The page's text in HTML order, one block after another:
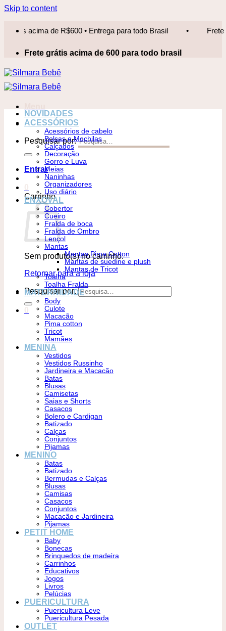
Skip to content
de R$600 • Entrega para todo Brasil • Frete grátis
Frete grátis acima de 600 para todo brasil
Pesquisar por:
Entrar
Carrinho
Sem produto(s) no carrinho.
Retornar para a loja
Pesquisar por:
NOVIDADES
ACESSÓRIOS
Acessórios de cabelo
Bolsas e Mochilas
Calçados
Decoração
Gorro e Luva
Meias
Naninhas
Organizadores
Uso diário
ENXOVAL
Cobertor
Cueiro
Fralda de boca
Fralda de Ombro
Lençol
Mantas
Mantas Pima Cotton
Mantas de suedine e plush
Mantas de Tricot
Toalha
Toalha Fralda
MATERNIDADE
Body
Culote
Macacão
Pima cotton
Tricot
Mamães
MENINA
Vestidos
Vestidos Russinho
Jardineira e Macacão
Batas
Blusas
Camisetas
Saias e Shorts
Casacos
Bolero e Cardigan
Batizado
Calças
Conjuntos
Pijamas
MENINO
Batas
Batizado
Bermudas e Calças
Blusas
Camisas
Casacos
Conjuntos
Macacão e Jardineira
Pijamas
PETIT HOME
Baby
Bonecas
Brinquedos de madeira
Carrinhos
Educativos
Jogos
Livros
Pelúcias
PUERICULTURA
Puericultura Leve
Puericultura Pesada
OUTLET